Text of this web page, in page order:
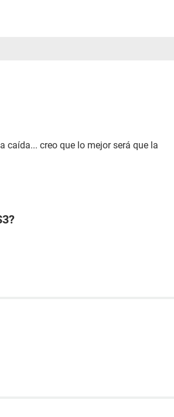
caída... creo que lo mejor será que la